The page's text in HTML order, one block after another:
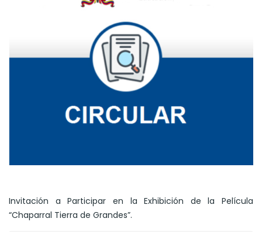
Invitación a Participar en la Exhibición de la Película
“Chaparral Tierra de Grandes”.